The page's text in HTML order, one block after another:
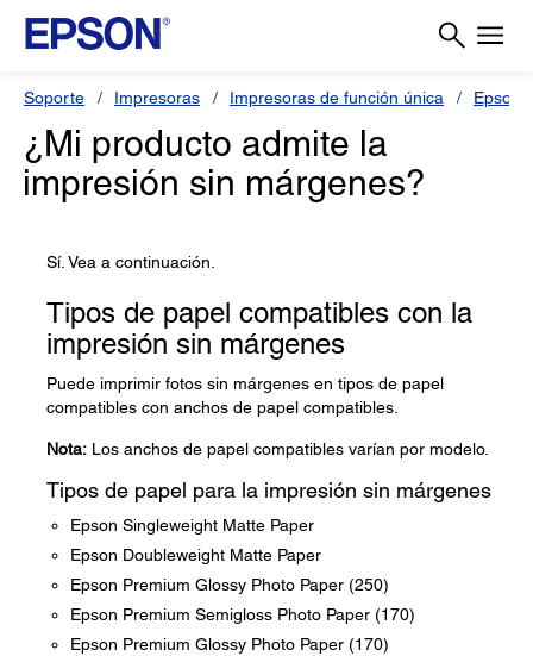
Soporte Impresoras Impresoras de función única Epson
¿Mi producto admite la
impresión sin márgenes?
Sí. Vea a continuación.
Tipos de papel compatibles con la
impresión sin márgenes
Puede imprimir fotos sin márgenes en tipos de papel
compatibles con anchos de papel compatibles.
Nota: Los anchos de papel compatibles varían por modelo.
Tipos de papel para la impresión sin márgenes
Epson Singleweight Matte Paper
Epson Doubleweight Matte Paper
Epson Premium Glossy Photo Paper (250)
Epson Premium Semigloss Photo Paper (170)
Epson Premium Glossy Photo Paper (170)